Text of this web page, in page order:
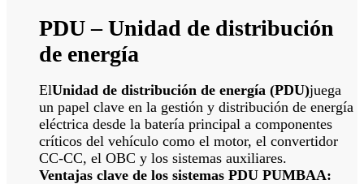
PDU – Unidad de distribución
de energía
ElUnidad de distribución de energía (PDU)juega
un papel clave en la gestión y distribución de energía
eléctrica desde la batería principal a componentes
críticos del vehículo como el motor, el convertidor
CC-CC, el OBC y los sistemas auxiliares.
Ventajas clave de los sistemas PDU PUMBAA: